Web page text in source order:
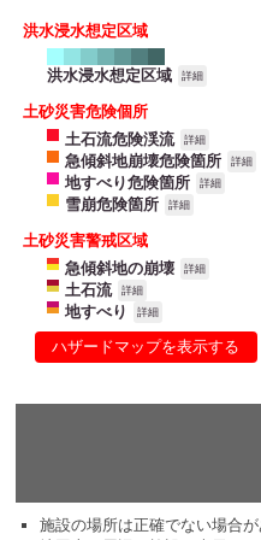
洪水浸水想定区域
洪水浸水想定区域 詳細
土砂災害危険個所
土石流危険渓流
詳細
急傾斜地崩壊危険箇所 詳細
地すべり危険箇所 詳細
雪崩危険箇所 詳細
土砂災害警戒区域
急傾斜地の崩壊
詳細
土石流 詳細
地すべり 詳細
ハザードマップを表示する
施設の場所は正確でない場合が